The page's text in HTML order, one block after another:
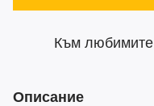
Към любимите
Описание